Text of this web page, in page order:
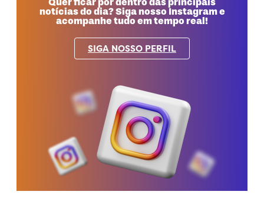
notícias do dia? Siga nosso Instagram e
acompanhe tudo em tempo real!
SIGA NOSSO PERFIL